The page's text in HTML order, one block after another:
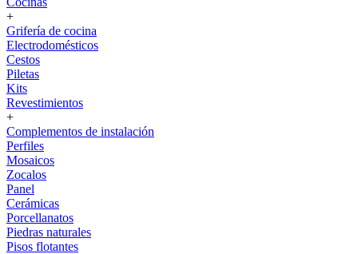
+
Grifería de cocina
Electrodomésticos
Cestos
Piletas
Kits
Revestimientos
+
Complementos de instalación
Perfiles
Mosaicos
Zocalos
Panel
Cerámicas
Porcellanatos
Piedras naturales
Pisos flotantes